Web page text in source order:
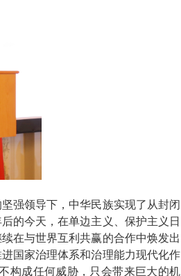
强领导下，中华民族实现了从封闭
的今天，在单边主义、保护主义日
在与世界互利共赢的合作中焕发出
国家治理体系和治理能力现代化作
构成任何威胁，只会带来巨大的机